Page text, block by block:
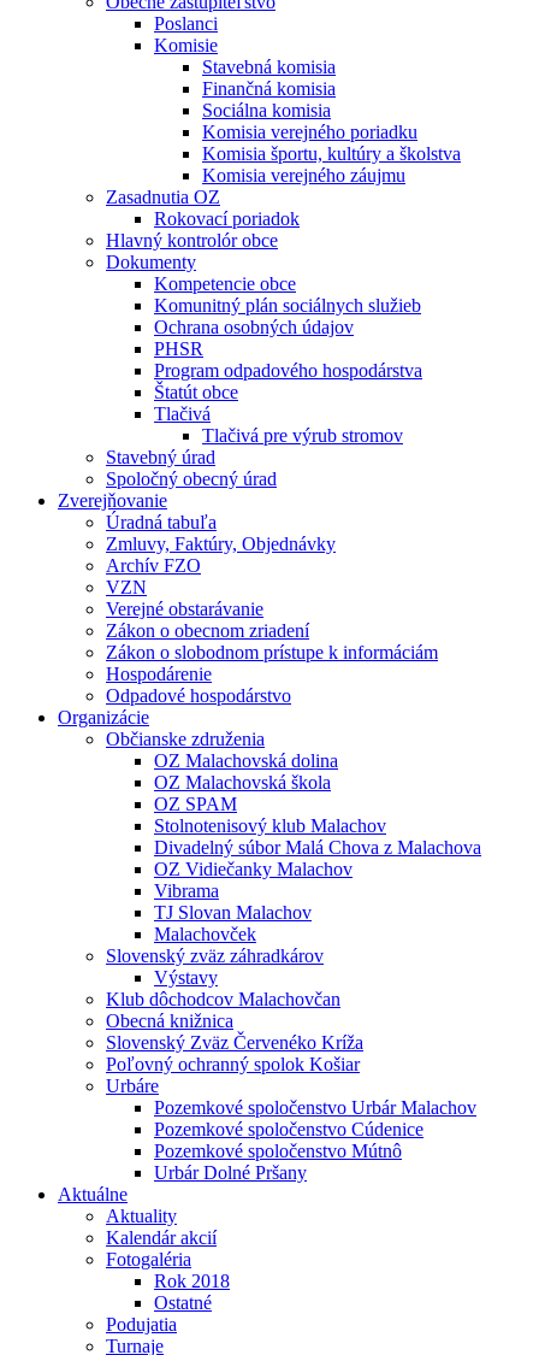
Poslanci
Komisie
Stavebná komisia
Finančná komisia
Sociálna komisia
Komisia verejného poriadku
Komisia športu, kultúry a školstva
Komisia verejného záujmu
Zasadnutia OZ
Rokovací poriadok
Hlavný kontrolór obce
Dokumenty
Kompetencie obce
Komunitný plán sociálnych služieb
Ochrana osobných údajov
PHSR
Program odpadového hospodárstva
Štatút obce
Tlačivá
Tlačivá pre výrub stromov
Stavebný úrad
Spoločný obecný úrad
Zverejňovanie
Úradná tabuľa
Zmluvy, Faktúry, Objednávky
Archív FZO
VZN
Verejné obstarávanie
Zákon o obecnom zriadení
Zákon o slobodnom prístupe k informáciám
Hospodárenie
Odpadové hospodárstvo
Organizácie
Občianske združenia
OZ Malachovská dolina
OZ Malachovská škola
OZ SPAM
Stolnotenisový klub Malachov
Divadelný súbor Malá Chova z Malachova
OZ Vidiečanky Malachov
Vibrama
TJ Slovan Malachov
Malachovček
Slovenský zväz záhradkárov
Výstavy
Klub dôchodcov Malachovčan
Obecná knižnica
Slovenský Zväz Červenéko Kríža
Poľovný ochranný spolok Košiar
Urbáre
Pozemkové spoločenstvo Urbár Malachov
Pozemkové spoločenstvo Cúdenice
Pozemkové spoločenstvo Mútnô
Urbár Dolné Pršany
Aktuálne
Aktuality
Kalendár akcií
Fotogaléria
Rok 2018
Ostatné
Podujatia
Turnaje